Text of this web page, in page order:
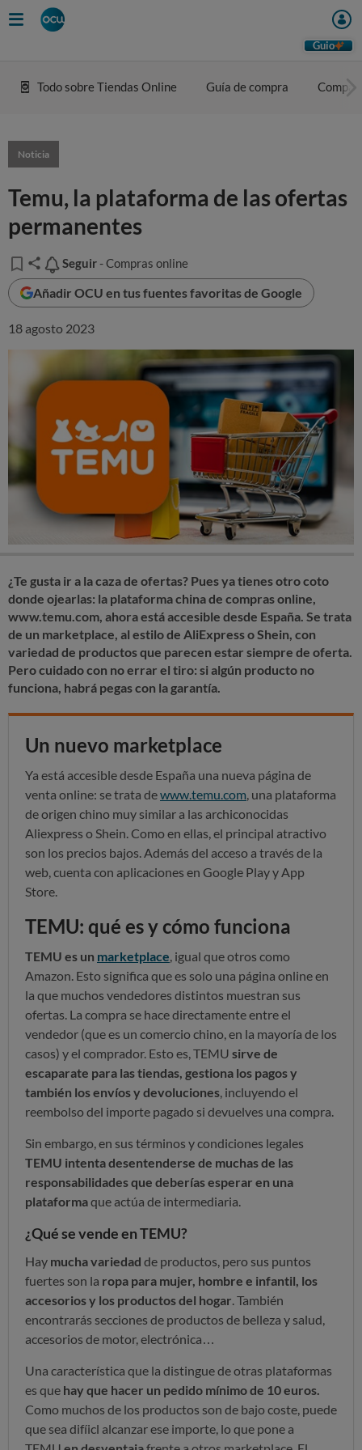
Guio
Todo sobre Tiendas Online Guía de compra
Noticia
Temu, la plataforma de las ofertas
permanentes
Seguir
Seguir - Compras online
Añadir OCU en tus fuentes favoritas de Google
18 agosto 2023
¿Te gusta ir a la caza de ofertas? Pues ya tienes otro coto
donde ojearlas: la plataforma china de compras online,
www.temu.com, ahora está accesible desde España. Se trata
de un marketplace, al estilo de AliExpress o Shein, con
variedad de productos que parecen estar siempre de oferta.
Pero cuidado con no errar el tiro: si algún producto no
funciona, habrá pegas con la garantía.
Un nuevo marketplace
Ya está accesible desde España una nueva página de
venta online: se trata dewww.temu.com , una plataforma
de origen chino muy similar a las archiconocidas
Aliexpress o Shein. Como en ellas, el principal atractivo
son los precios bajos. Además del acceso a través de la
web, cuenta con aplicaciones en Google Play y App
Store.
TEMU: qué es y cómo funciona
TEMU es un marketplace , igual que otros como
Amazon. Esto significa que es solo una página online en
la que muchos vendedores distintos muestran sus
ofertas. La compra se hace directamente entre el
vendedor (que es un comercio chino, en la mayoría de los
casos) y el comprador. Esto es, TEMU sirve de
escaparate para las tiendas, gestiona los pagos y
también los envíos y devoluciones , incluyendo el
reembolso del importe pagado si devuelves una compra.
Sin embargo, en sus términos y condiciones legales
TEMU intenta desentenderse de muchas de las
responsabilidades que deberías esperar en una
plataformaque actúa de intermediaria.
¿Qué se vende en TEMU?
Hay mucha variedad de productos, pero sus puntos
fuertes son la ropa para mujer, hombre e infantil, los
accesorios y los productos del hogar . También
encontrarás secciones de productos de belleza y salud,
accesorios de motor, electrónica…
Una característica que la distingue de otras plataformas
es que hay que hacer un pedido mínimo de 10 euros.
Como muchos de los productos son de bajo coste, puede
que sea difíicl alcanzar ese importe, lo que pone a